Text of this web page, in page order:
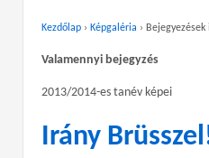
Kezdőlap › Képgaléria ›
Valamennyi bejegyzés
2013/2014-es tanév képei
Irány